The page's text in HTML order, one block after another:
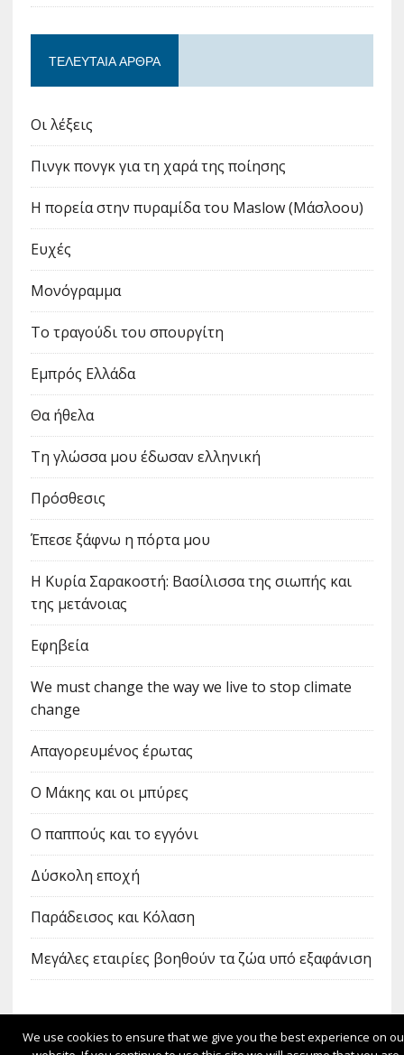
ΤΕΛΕΥΤΑΊΑ ΆΡΘΡΑ
Οι λέξεις
Πινγκ πονγκ για τη χαρά της ποίησης
Η πορεία στην πυραμίδα του Maslow (Μάσλοου)
Ευχές
Μονόγραμμα
Το τραγούδι του σπουργίτη
Εμπρός Ελλάδα
Θα ήθελα
Τη γλώσσα μου έδωσαν ελληνική
Πρόσθεσις
Έπεσε ξάφνω η πόρτα μου
Η Κυρία Σαρακοστή: Βασίλισσα της σιωπής και
της μετάνοιας
Εφηβεία
We must change the way we live to stop climate
change
Απαγορευμένος έρωτας
Ο Μάκης και οι μπύρες
Ο παππούς και το εγγόνι
Δύσκολη εποχή
Παράδεισος και Κόλαση
Μεγάλες εταιρίες βοηθούν τα ζώα υπό εξαφάνιση
ΦΙΛΟΞΕΝΕΊΤΑΙ ΣΤΟSCHOOLPRESS.SCH.GR
We use cookies to ensure that we give you the best experience on